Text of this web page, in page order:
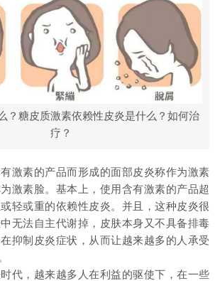
？糖皮质激素依赖性皮炎是什么？如何治
疗？
激素的产品而形成的面部皮炎称作为激素
激素脸。基本上，使用含有激素的产品超
轻或重的依赖性皮炎。并且，这种皮炎很
无法自主代谢掉，皮肤本身又不具备排毒
抑制皮炎症状，从而让越来越多的人承受
代，越来越多人在利益的驱使下，在一些